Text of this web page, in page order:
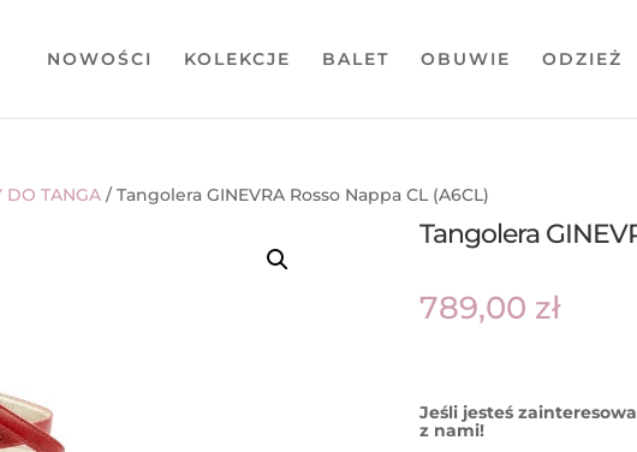
NOWOŚCI KOLEKCJE BALET OBUWIE ODZIEŻ
DO TANGA / Tangolera GINEVRA Rosso Nappa CL (A6CL)
Tangolera
789,00 zł
Jeśli jesteś
z nami!